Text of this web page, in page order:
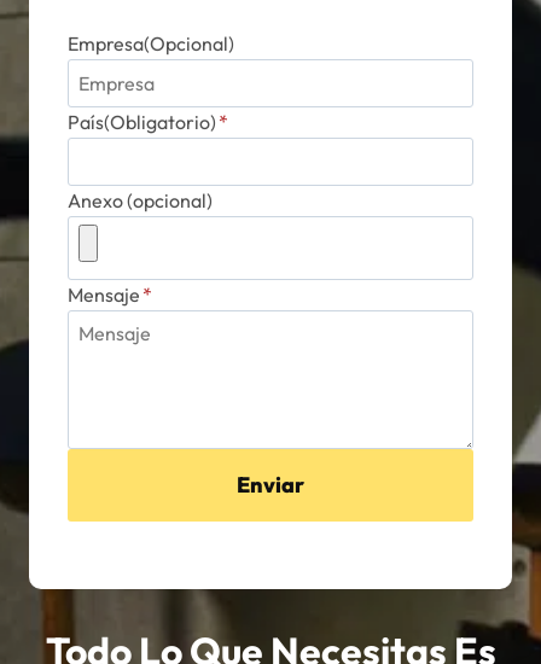
Empresa(Opcional)
País(Obligatorio) *
Anexo (opcional)
Mensaje *
Enviar
Todo Lo Que Necesitas Es